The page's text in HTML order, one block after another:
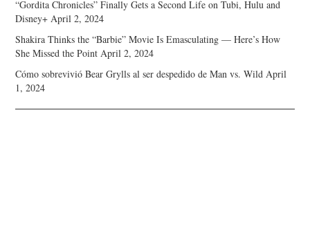
“Gordita Chronicles” Finally Gets a Second Life on Tubi, Hulu and
Disney+ April 2, 2024
Shakira Thinks the “Barbie” Movie Is Emasculating — Here’s How
She Missed the Point April 2, 2024
Cómo sobrevivió Bear Grylls al ser despedido de Man vs. Wild April
1, 2024